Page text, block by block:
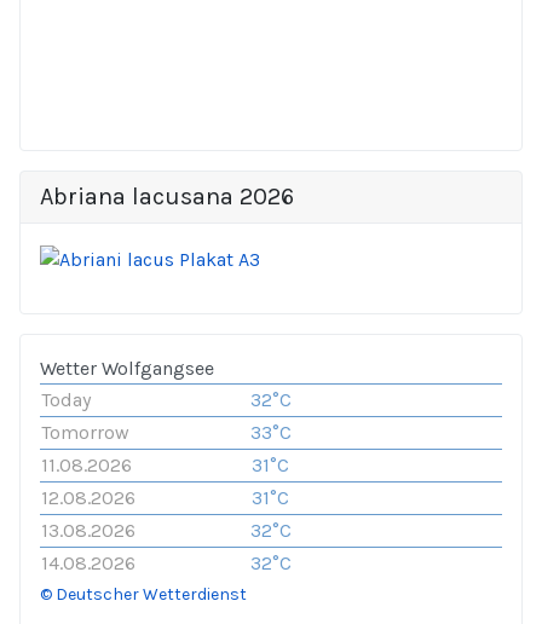
Abriana lacusana 2026
Wetter Wolfgangsee
Today
32°C
Tomorrow
33°C
11.08.2026
31°C
12.08.2026
31°C
13.08.2026
32°C
14.08.2026
32°C
© Deutscher Wetterdienst